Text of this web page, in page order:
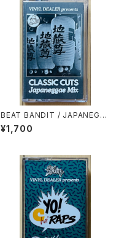
BEAT BANDIT / JAPANEGG
AE MIX(CLASSIC CUTS)
¥1,700